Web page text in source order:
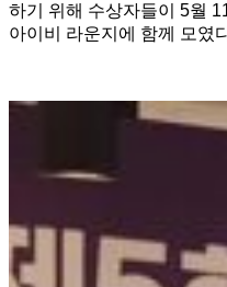
하기 위해 수상자들이 5월
아이비 라운지에 함께 모였